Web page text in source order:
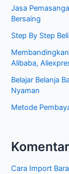
r
k
l
Jasa
Bersaing
Step By Step
Alibaba,
Belajar Belanja
Nyaman
Metode
Cara Import